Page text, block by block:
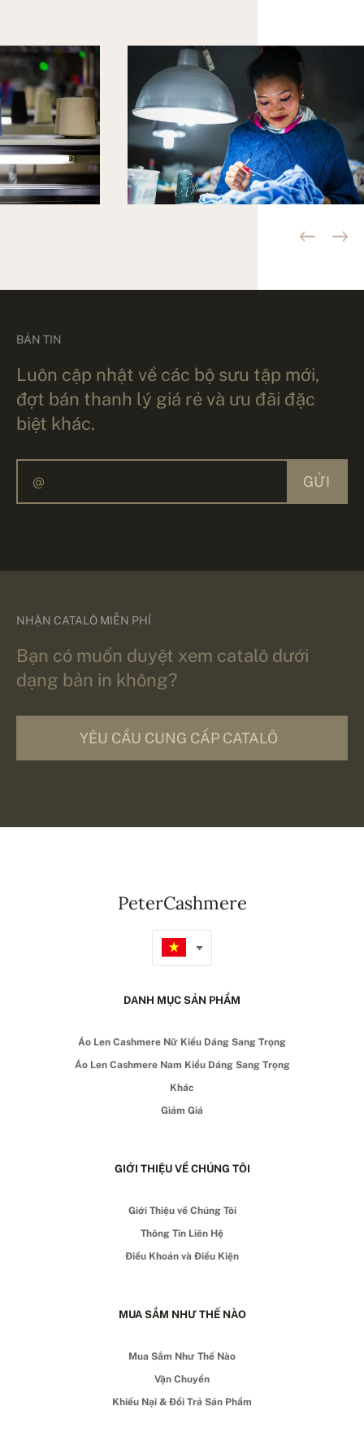
BẢN TIN
Luôn cập nhật về các bộ sưu tập mới,
đợt bán thanh lý giá rẻ và ưu đãi đặc
biệt khác.
GỬI
NHẬN CATALÔ MIỄN PHÍ
Bạn có muốn duyệt xem catalô dưới
dạng bản in không?
YÊU CẦU CUNG CẤP CATALÔ
PeterCashmere
DANH MỤC SẢN PHẨM
Áo Len Cashmere Nữ Kiểu Dáng Sang Trọng
Áo Len Cashmere Nam Kiểu Dáng Sang Trọng
Khác
Giảm Giá
GIỚI THIỆU VỀ CHÚNG TÔI
Giới Thiệu về Chúng Tôi
Thông Tin Liên Hệ
Điều Khoản và Điều Kiện
MUA SẮM NHƯ THẾ NÀO
Mua Sắm Như Thế Nào
Vận Chuyển
Khiếu Nại & Đổi Trả Sản Phẩm